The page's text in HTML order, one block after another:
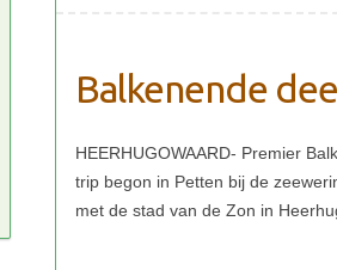
Balkenende